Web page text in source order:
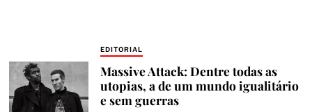
EDITORIAL
Massive Attack: Dentre todas as
utopias, a de um mundo igualitário
e sem guerras